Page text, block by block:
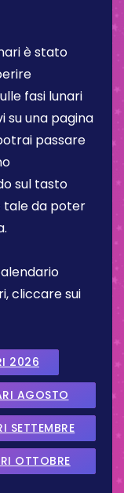
è stato
fasi lunari
su una pagina
passare
sul tasto
tale da poter
cliccare sui
2026
AGOSTO
SETTEMBRE
OTTOBRE